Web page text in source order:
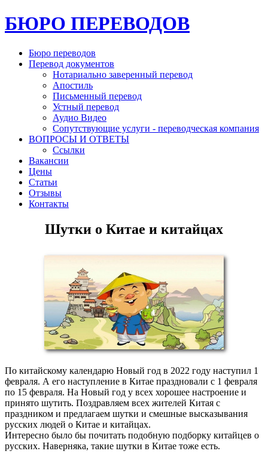
БЮРО ПЕРЕВОДОВ
Бюро переводов
Перевод документов
Нотариально заверенный перевод
Апостиль
Письменный перевод
Устный перевод
Аудио Видео
Сопутствующие услуги - переводческая компания
ВОПРОСЫ И ОТВЕТЫ
Ссылки
Вакансии
Цены
Статьи
Отзывы
Контакты
Шутки о Китае и китайцах
По китайскому календарю Новый год в 2022 году наступил 1
февраля. А его наступление в Китае праздновали с 1 февраля
по 15 февраля. На Новый год у всех хорошее настроение и
принято шутить. Поздравляем всех жителей Китая с
праздником и предлагаем шутки и смешные высказывания
русских людей о Китае и китайцах.
Интересно было бы почитать подобную подборку китайцев о
русских. Наверняка, такие шутки в Китае тоже есть.